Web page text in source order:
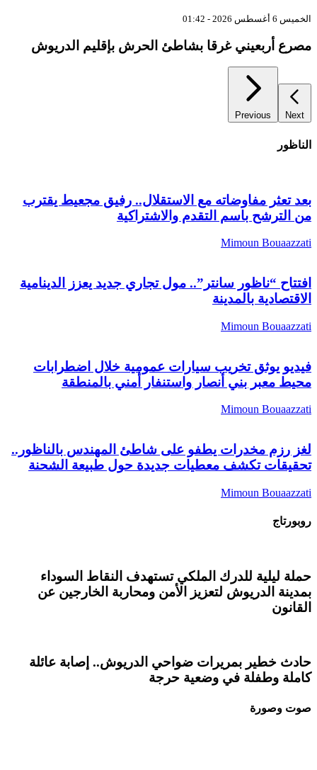
الخميس 6 أغسطس 2026 - 01:42
مصرع أربعيني غرقا بشاطئ الحرش بإقليم الدريوش
Next
Previous
الناظور
بعد تعثر مفاوضاته مع الاستقلال.. رفيق مجعيط يقترب
من الترشح باسم التقدم والاشتراكية
Mimoun Bouaazzati
افتتاح “ناظور سانتر”.. مول تجاري جديد يعزز الدينامية
الاقتصادية بالمدينة
Mimoun Bouaazzati
فيديو يوثق تخريب سيارات عمومية خلال اضطرابات
محيط معبر بني أنصار واستنفار أمني بالمنطقة
Mimoun Bouaazzati
لغز رزم مخدرات يطفو على شاطئ المهندس بالناظور..
تحقيقات تكشف معطيات جديدة حول طبيعة الشحنة
Mimoun Bouaazzati
روبورتاج
حملة ليلية للدرك الملكي تستهدف النقاط السوداء
بمدينة الدريوش لتعزيز الأمن ومحاربة الخارجين عن
القانون
حادث خطير بمريرات ضواحي الدريوش.. إصابة عائلة
كاملة وطفلة في وضعية حرجة
صوت وصورة